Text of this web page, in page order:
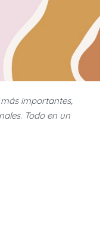
importantes,
Todo en un